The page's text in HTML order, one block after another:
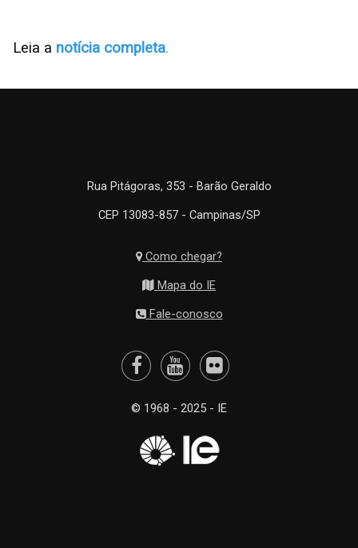
Leia a notícia completa.
Rua Pitágoras, 353 - Barão Geraldo
CEP 13083-857 - Campinas/SP
Como chegar?
Mapa do IE
Fale-conosco
© 1968 - 2025 - IE